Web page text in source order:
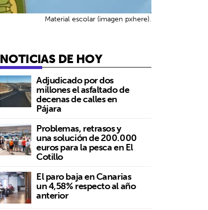
Material escolar (imagen pxhere).
NOTICIAS DE HOY
Adjudicado por dos
millones el asfaltado de
decenas de calles en
Pájara
Problemas, retrasos y
una solución de 200.000
euros para la pesca en El
Cotillo
El paro baja en Canarias
un 4,58% respecto al año
anterior